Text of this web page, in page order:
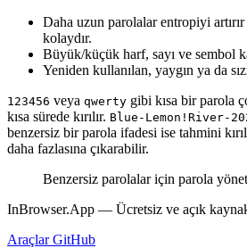
Daha uzun parolalar entropiyi artırır
kolaydır.
Büyük/küçük harf, sayı ve sembol
Yeniden kullanılan, yaygın ya da
123456 veya qwerty gibi kısa bir parola
kısa sürede kırılır. Blue-Lemon!River-
benzersiz bir parola ifadesi ise tahmini
daha fazlasına çıkarabilir.
Benzersiz parolalar için parola
InBrowser.App — Ücretsiz ve açık
AraçlarGitHub